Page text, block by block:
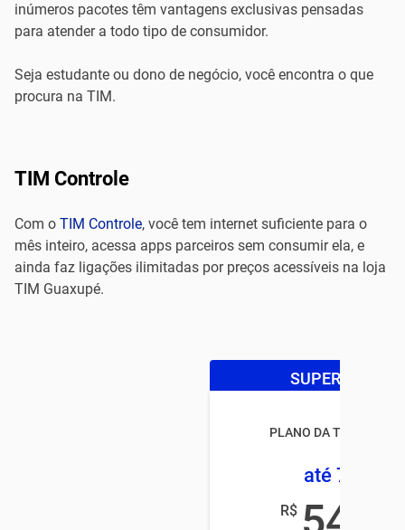
inúmeros pacotes têm vantagens exclusivas pensadas
para atender a todo tipo de consumidor.
Seja estudante ou dono de negócio, você encontra o que
procura na TIM.
TIM Controle
Com o TIM Controle, você tem internet suficiente para o
mês inteiro, acessa apps parceiros sem consumir ela, e
ainda faz ligações ilimitadas por preços acessíveis na loja
TIM Guaxupé.
SUPER OFERTA
PLANO DA TIM
até 7,5GB
R$